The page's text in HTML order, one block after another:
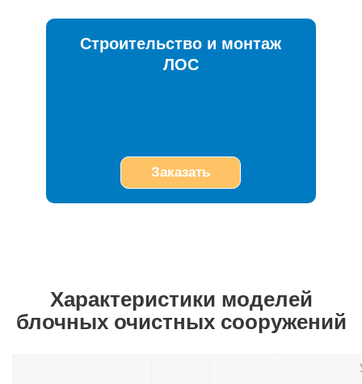
Строительство и монтаж
ЛОС
Заказать
Характеристики моделей
блочных очистных сооружений